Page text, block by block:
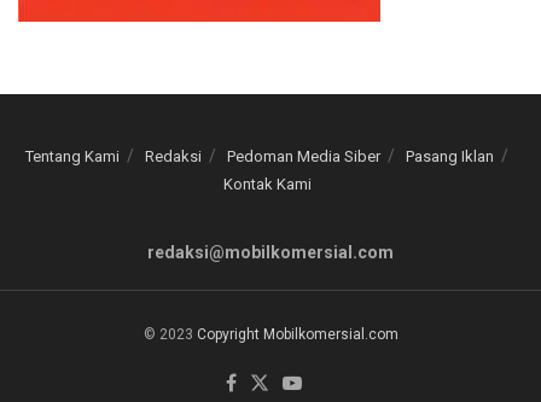
Tentang Kami Redaksi Pedoman Media Siber
Pasang Iklan
Kontak Kami
redaksi@mobilkomersial.com
© 2023 Copyright Mobilkomersial.com